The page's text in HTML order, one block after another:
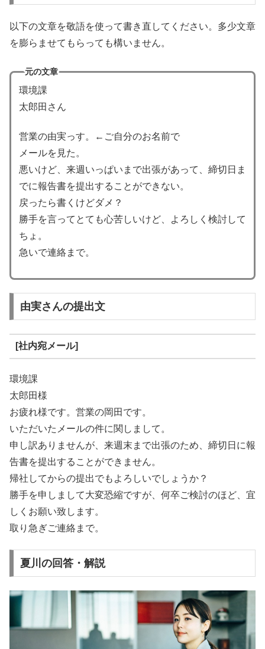
以下の文章を敬語を使って書き直してください。多少文章
を膨らませてもらっても構いません。
元の文章
環境課
太郎田さん
営業の由実っす。←ご自分のお名前で
メールを見た。
悪いけど、来週いっぱいまで出張があって、締切日ま
でに報告書を提出することができない。
戻ったら書くけどダメ？
勝手を言ってとても心苦しいけど、よろしく検討して
ちょ。
急いで連絡まで。
由実さんの提出文
[社内宛メール]
環境課
太郎田様
お疲れ様です。営業の岡田です。
いただいたメールの件に関しまして。
申し訳ありませんが、来週末まで出張のため、締切日に報
告書を提出することができません。
帰社してからの提出でもよろしいでしょうか？
勝手を申しまして大変恐縮ですが、何卒ご検討のほど、宜
しくお願い致します。
取り急ぎご連絡まで。
夏川の回答・解説